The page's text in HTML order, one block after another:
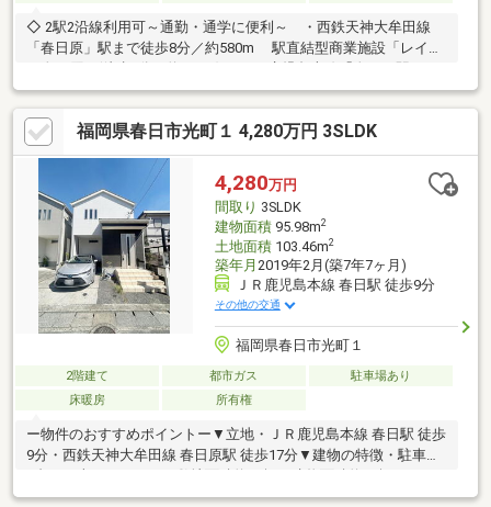
◇ 2駅2沿線利用可～通勤・通学に便利～ ・西鉄天神大牟田線
「春日原」駅まで徒歩8分／約580m 駅直結型商業施設「レイリ
徒歩7分／約500m◇（南東・北西）2方道路で陽当り良好◇ 整形
地／[公簿] 61.23坪◇ 注文住宅／全室6帖以上の4LDK／吹抜け 有
◇ LDK約26.0帖／対面式キッチン◇ LDKに「床暖房」有◇ サンル
ーム有＜周辺環境＞
福岡県春日市光町１ 4,280万円 3SLDK
4,280万円
間取り 3SLDK
建物面積95.98m2
土地面積103.46m2
築年月 2019年2月(築7年7ヶ月)
ＪＲ鹿児島本線 春日駅 徒歩9分
その他の交通
福岡県春日市光町１
2階建て 都市ガス
駐車場あり
床暖房
所有権
ー物件のおすすめポイントー▼立地・ＪＲ鹿児島本線 春日駅 徒歩
9分・西鉄天神大牟田線 春日原駅 徒歩17分▼建物の特徴・駐車場
3SLDK▼お部屋の特徴・約20.0帖の広々としたLDK・LDKに温水